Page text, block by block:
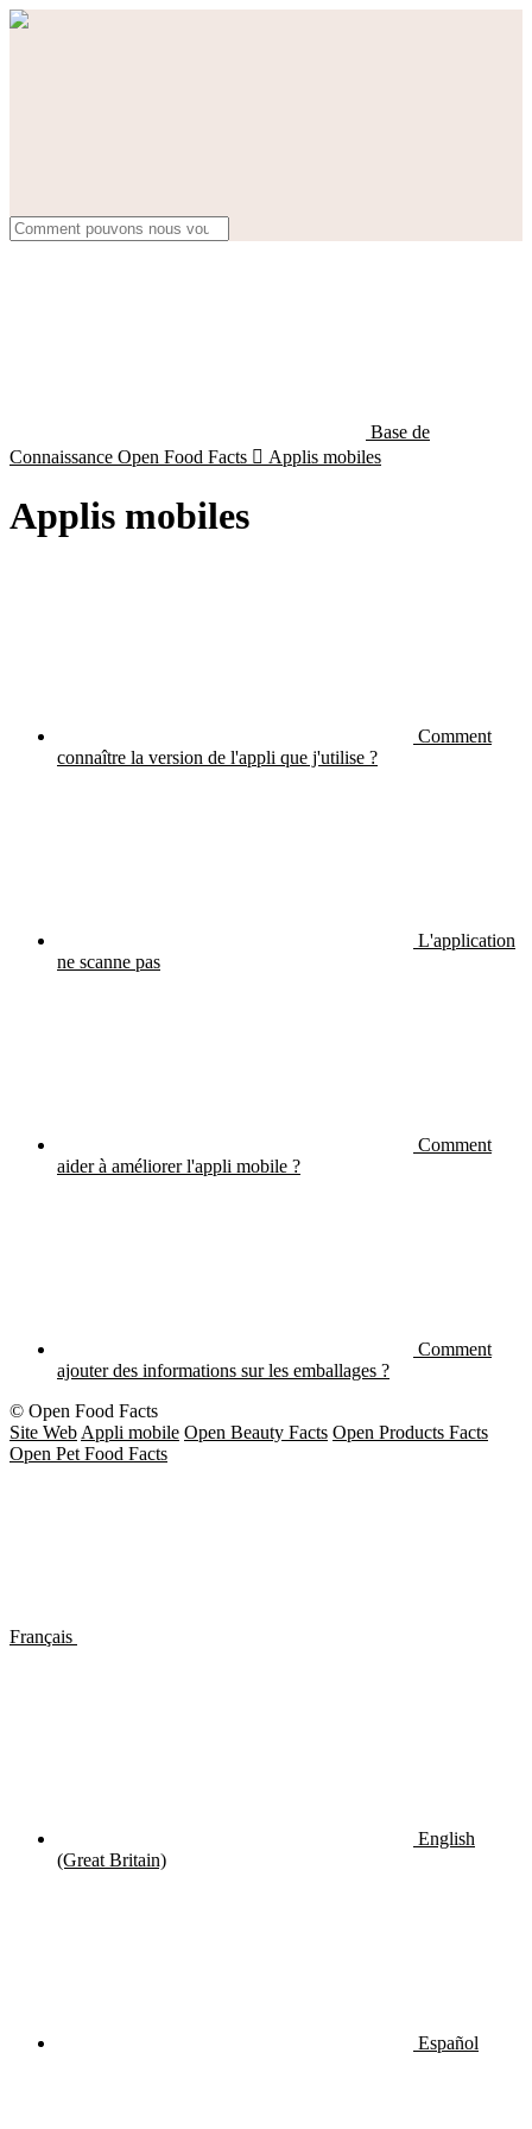
Base de
Connaissance Open Food Facts  Applis mobiles
Applis mobiles
Comment
connaître la version de l'appli que j'utilise ?
L'application
ne scanne pas
Comment
aider à améliorer l'appli mobile ?
Comment
ajouter des informations sur les emballages ?
© Open Food Facts
Site Web Appli mobile Open Beauty Facts Open Products Facts
Open Pet Food Facts
Français
English
(Great Britain)
Español